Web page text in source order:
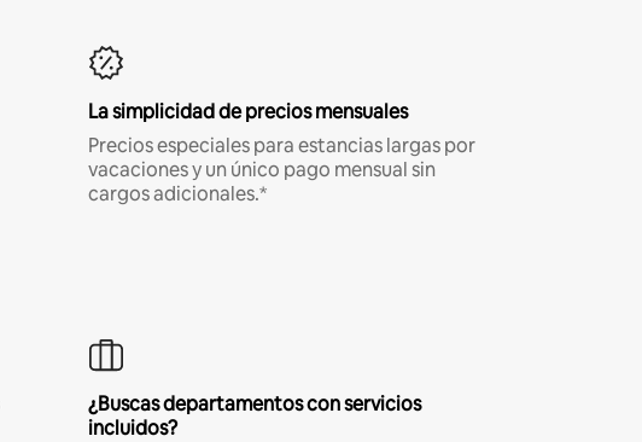
La simplicidad de precios mensuales
Precios especiales para estancias largas por
vacaciones y un único pago mensual sin
cargos adicionales.*
¿Buscas departamentos con servicios
incluidos?